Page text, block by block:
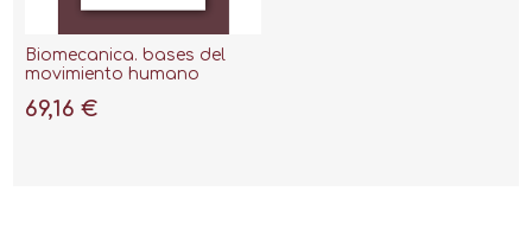
Biomecanica. bases del
movimiento humano
69,16 €